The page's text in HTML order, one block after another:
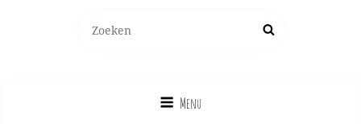
naar:
Zoek
Menu